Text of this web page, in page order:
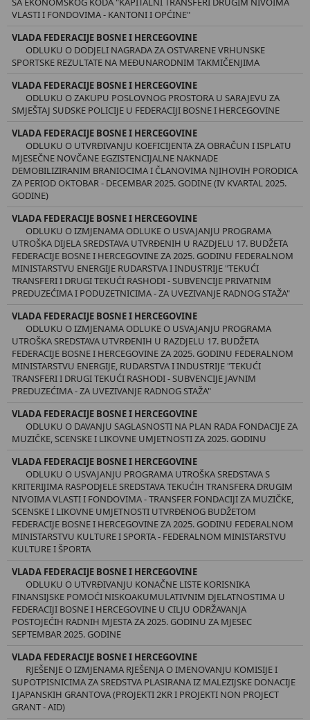
VLASTI I FONDOVIMA - KANTONI I OPĆINE"
VLADA FEDERACIJE BOSNE I HERCEGOVINE
ODLUKU O DODJELI NAGRADA ZA OSTVARENE VRHUNSKE
SPORTSKE REZULTATE NA MEĐUNARODNIM TAKMIČENJIMA
VLADA FEDERACIJE BOSNE I HERCEGOVINE
ODLUKU O ZAKUPU POSLOVNOG PROSTORA U SARAJEVU ZA
SMJEŠTAJ SUDSKE POLICIJE U FEDERACIJI BOSNE I HERCEGOVINE
VLADA FEDERACIJE BOSNE I HERCEGOVINE
ODLUKU O UTVRĐIVANJU KOEFICIJENTA ZA OBRAČUN I ISPLATU
MJESEČNE NOVČANE EGZISTENCIJALNE NAKNADE
DEMOBILIZIRANIM BRANIOCIMA I ČLANOVIMA NJIHOVIH PORODICA
ZA PERIOD OKTOBAR - DECEMBAR 2025. GODINE (IV KVARTAL 2025.
GODINE)
VLADA FEDERACIJE BOSNE I HERCEGOVINE
ODLUKU O IZMJENAMA ODLUKE O USVAJANJU PROGRAMA
UTROŠKA DIJELA SREDSTAVA UTVRĐENIH U RAZDJELU 17. BUDŽETA
FEDERACIJE BOSNE I HERCEGOVINE ZA 2025. GODINU FEDERALNOM
MINISTARSTVU ENERGIJE RUDARSTVA I INDUSTRIJE "TEKUĆI
TRANSFERI I DRUGI TEKUĆI RASHODI - SUBVENCIJE PRIVATNIM
PREDUZEĆIMA I PODUZETNICIMA - ZA UVEZIVANJE RADNOG STAŽA"
VLADA FEDERACIJE BOSNE I HERCEGOVINE
ODLUKU O IZMJENAMA ODLUKE O USVAJANJU PROGRAMA
UTROŠKA SREDSTAVA UTVRĐENIH U RAZDJELU 17. BUDŽETA
FEDERACIJE BOSNE I HERCEGOVINE ZA 2025. GODINU FEDERALNOM
MINISTARSTVU ENERGIJE, RUDARSTVA I INDUSTRIJE "TEKUĆI
TRANSFERI I DRUGI TEKUĆI RASHODI - SUBVENCIJE JAVNIM
PREDUZEĆIMA - ZA UVEZIVANJE RADNOG STAŽA"
VLADA FEDERACIJE BOSNE I HERCEGOVINE
ODLUKU O DAVANJU SAGLASNOSTI NA PLAN RADA FONDACIJE ZA
MUZIČKE, SCENSKE I LIKOVNE UMJETNOSTI ZA 2025. GODINU
VLADA FEDERACIJE BOSNE I HERCEGOVINE
ODLUKU O USVAJANJU PROGRAMA UTROŠKA SREDSTAVA S
KRITERIJIMA RASPODJELE SREDSTAVA TEKUĆIH TRANSFERA DRUGIM
NIVOIMA VLASTI I FONDOVIMA - TRANSFER FONDACIJI ZA MUZIČKE,
SCENSKE I LIKOVNE UMJETNOSTI UTVRĐENOG BUDŽETOM
FEDERACIJE BOSNE I HERCEGOVINE ZA 2025. GODINU FEDERALNOM
MINISTARSTVU KULTURE I SPORTA - FEDERALNOM MINISTARSTVU
KULTURE I ŠPORTA
VLADA FEDERACIJE BOSNE I HERCEGOVINE
ODLUKU O UTVRĐIVANJU KONAČNE LISTE KORISNIKA
FINANSIJSKE POMOĆI NISKOAKUMULATIVNIM DJELATNOSTIMA U
FEDERACIJI BOSNE I HERCEGOVINE U CILJU ODRŽAVANJA
POSTOJEĆIH RADNIH MJESTA ZA 2025. GODINU ZA MJESEC
SEPTEMBAR 2025. GODINE
VLADA FEDERACIJE BOSNE I HERCEGOVINE
RJEŠENJE O IZMJENAMA RJEŠENJA O IMENOVANJU KOMISIJE I
SUPOTPISNICIMA ZA SREDSTVA PLASIRANA IZ MALEZIJSKE DONACIJE
I JAPANSKIH GRANTOVA (PROJEKTI 2KR I PROJEKTI NON PROJECT
GRANT - AID)